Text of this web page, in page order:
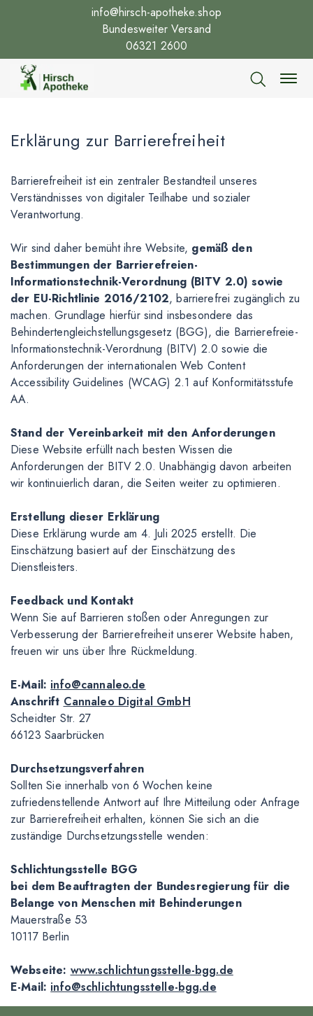
info@hirsch-apotheke.shop
Bundesweiter Versand
06321 2600
Erklärung zur Barrierefreiheit
Barrierefreiheit ist ein zentraler Bestandteil unseres
Verständnisses von digitaler Teilhabe und sozialer
Verantwortung.
Wir sind daher bemüht ihre Website, gemäß den
Bestimmungen der Barrierefreien-
Informationstechnik-Verordnung (BITV 2.0) sowie
der EU-Richtlinie 2016/2102, barrierefrei zugänglich zu
machen. Grundlage hierfür sind insbesondere das
Behindertengleichstellungsgesetz (BGG), die Barrierefreie-
Informationstechnik-Verordnung (BITV) 2.0 sowie die
Anforderungen der internationalen Web Content
Accessibility Guidelines (WCAG) 2.1 auf Konformitätsstufe
AA.
Stand der Vereinbarkeit mit den Anforderungen
Diese Website erfüllt nach besten Wissen die
Anforderungen der BITV 2.0. Unabhängig davon arbeiten
wir kontinuierlich daran, die Seiten weiter zu optimieren.
Erstellung dieser Erklärung
Diese Erklärung wurde am 4. Juli 2025 erstellt. Die
Einschätzung basiert auf der Einschätzung des
Dienstleisters.
Feedback und Kontakt
Wenn Sie auf Barrieren stoßen oder Anregungen zur
Verbesserung der Barrierefreiheit unserer Website haben,
freuen wir uns über Ihre Rückmeldung.
E-Mail: info@cannaleo.de
Anschrift Cannaleo Digital GmbH
Scheidter Str. 27
66123 Saarbrücken
Durchsetzungsverfahren
Sollten Sie innerhalb von 6 Wochen keine
zufriedenstellende Antwort auf Ihre Mitteilung oder Anfrage
zur Barrierefreiheit erhalten, können Sie sich an die
zuständige Durchsetzungsstelle wenden:
Schlichtungsstelle BGG
bei dem Beauftragten der Bundesregierung für die
Belange von Menschen mit Behinderungen
Mauerstraße 53
10117 Berlin
Webseite: www.schlichtungsstelle-bgg.de
E-Mail: info@schlichtungsstelle-bgg.de